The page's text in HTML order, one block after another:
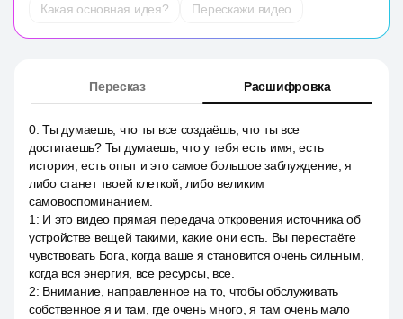
Какая основная идея?
Перескажи видео
Пересказ Расшифровка
0:Ты думаешь, что ты все создаёшь, что ты все
достигаешь? Ты думаешь, что у тебя есть имя, есть
история, есть опыт и это самое большое заблуждение, я
либо станет твоей клеткой, либо великим
самовоспоминанием.
1 : И это видео прямая передача откровения источника об
устройстве вещей такими, какие они есть. Вы перестаёте
чувствовать Бога, когда ваше я становится очень сильным,
когда вся энергия, все ресурсы, все.
2: Внимание, направленное на то, чтобы обслуживать
собственное я и там, где очень много, я там очень мало